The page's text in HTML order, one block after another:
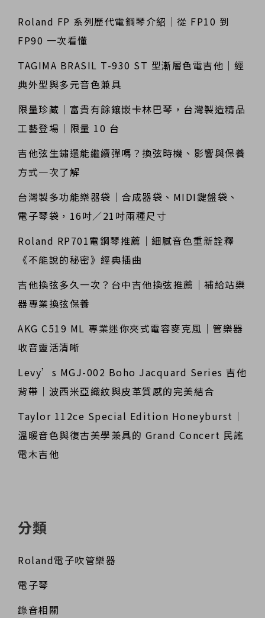
Roland FP 系列歷代電鋼琴介紹｜從 FP10 到
FP90 一次看懂
TAGIMA BRASIL T-930 ST 型漸層色電吉他｜經
典外型與多元音色兼具
限量珍藏｜富貴有餘鑲嵌卡林巴琴，台灣製造精品
工藝登場｜限量 10 台
吉他弦生鏽還能繼續彈嗎？換弦時機、影響與保養
方式一次了解
台灣製多功能樂器袋｜合成器袋、MIDI鍵盤袋、
電子琴袋，16吋／21吋兩種尺寸
Roland RP701電鋼琴推薦｜細膩音色重新詮釋
《不能說的秘密》經典插曲
吉他換弦多久一次？台中吉他換弦推薦｜補給站樂
器專業換弦保養
AKG C519 ML 專業迷你夾式電容麥克風｜管樂器
收音靈活清晰
Levy’s MGJ-002 Boho Jacquard Series 吉他
背帶｜波西米亞織紋與皮革質感的完美結合
Taylor 112ce Special Edition Honeyburst｜
溫暖音色與復古美學兼具的 Grand Concert 民謠
電木吉他
分類
Roland電子吹管樂器
電子琴
錄音相關